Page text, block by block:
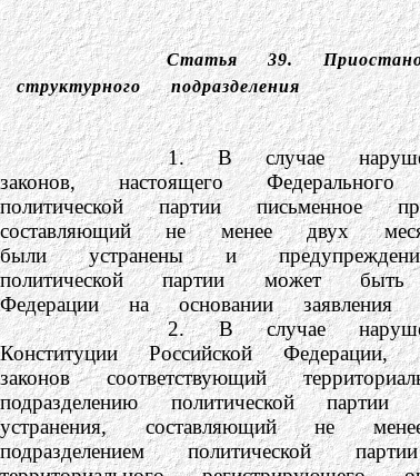
Статья 39.
структурного подразделения
1. В случае нарушения
законов, настоящего
политической партии письменное
составляющий не менее двух
были устранены и
политической партии может
Федерации на основании заявления
2. В случае нарушения
Конституции Российской
законов соответствующий
подразделению политической
устранения, составляющий не
подразделением политической